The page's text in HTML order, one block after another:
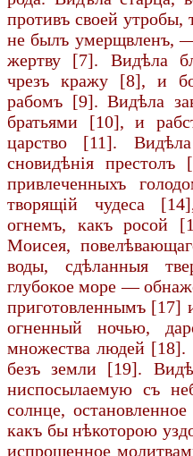
противъ своей утробы,
не былъ умерщвленъ,
жертву [7]. Видѣла
чрезъ кражу [8], и
рабомъ [9]. Видѣла
братьями [10], и
царство [11].
сновидѣнія престолъ
привлеченныхъ
творящій чудеса
огнемъ, какъ росой
Моисея,
воды, сдѣланныя
глубокое море —
приготовленнымъ [17]
огненный ночью,
множества людей [18].
безъ земли [19].
ниспосылаемую съ
солнце,
какъ бы нѣкоторою
испрошенное